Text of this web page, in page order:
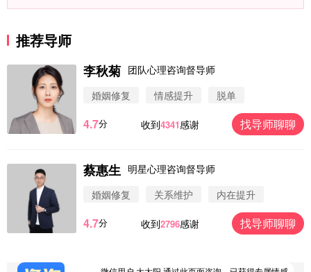
推荐导师
李秋菊 团队心理咨询督导师
婚姻修复
情感提升 脱单
4.7分 收到4341感谢 找导师聊聊
蔡惠生 明星心理咨询督导师
婚姻修复
关系维护 内在提升
4.7分 收到2796感谢 找导师聊聊
微信用户 圆圈 通过此页面咨询，已获得专属情感方
案
微信用户 Vnno 通过此页面咨询，已获得专属情感方